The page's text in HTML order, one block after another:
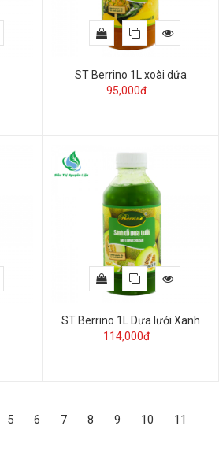
ST Berrino 1L xoài dứa
95,000đ
ST Berrino 1L Dưa lưới Xanh
114,000đ
5 6 7 8 9 10 11